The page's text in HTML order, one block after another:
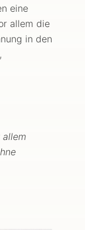
eine
allem die
in den